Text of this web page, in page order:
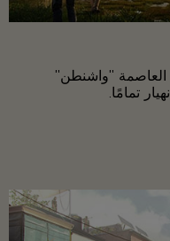
العاصمة "واشنطن"
تمامًا.